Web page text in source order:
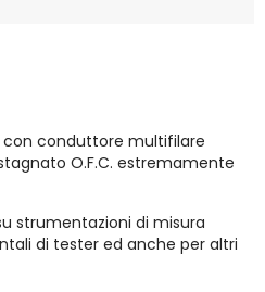
con conduttore multifilare
O.F.C. estremamente
strumentazioni di misura
di tester ed anche per altri